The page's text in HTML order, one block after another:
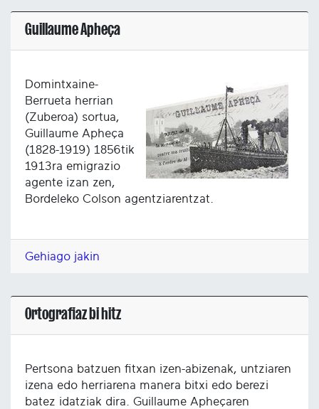
Guillaume Apheça
Domintxaine-
Berrueta herrian
(Zuberoa) sortua,
Guillaume Apheça
(1828-1919) 1856tik
1913ra emigrazio
agente izan zen,
Bordeleko Colson agentziarentzat.
Gehiago jakin
Ortografiaz bi hitz
Pertsona batzuen fitxan izen-abizenak, untziaren
izena edo herriarena manera bitxi edo berezi
batez idatziak dira. Guillaume Apheçaren